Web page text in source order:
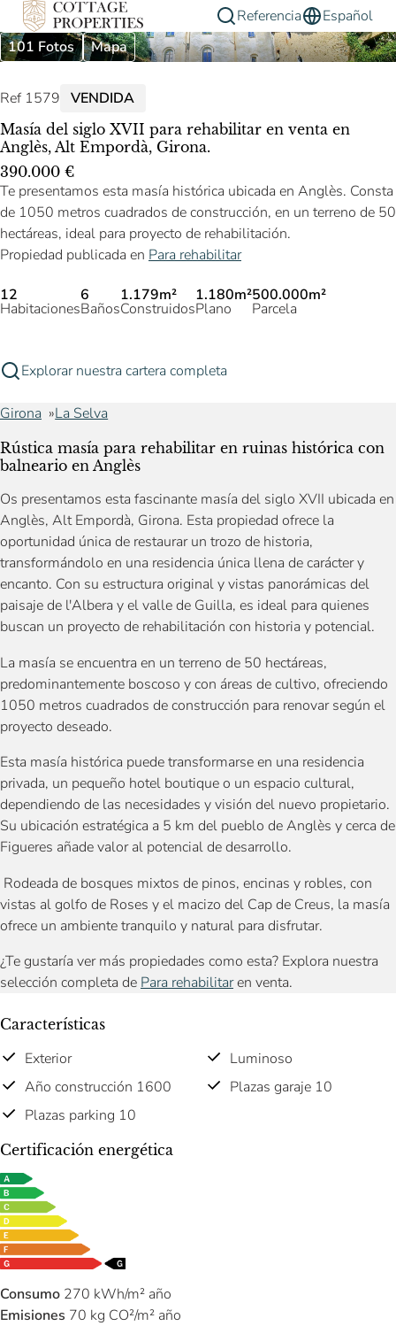
Referencia
Español
101 Fotos
Mapa
Ref 1579 VENDIDA
Masía del siglo XVII para rehabilitar en venta en
Anglès, Alt Empordà, Girona.
390.000 €
Te presentamos esta masía histórica ubicada en Anglès. Consta
de 1050 metros cuadrados de construcción, en un terreno de 50
hectáreas, ideal para proyecto de rehabilitación.
Propiedad publicada en Para rehabilitar
12
Habitaciones
6
Baños
1.179m²
Construidos
1.180m²
Plano
500.000m²
Parcela
Explorar nuestra cartera completa
Girona La Selva
Rústica masía para rehabilitar en ruinas histórica con
balneario en Anglès
Os presentamos esta fascinante masía del siglo XVII ubicada en
Anglès, Alt Empordà, Girona. Esta propiedad ofrece la
oportunidad única de restaurar un trozo de historia,
transformándolo en una residencia única llena de carácter y
encanto. Con su estructura original y vistas panorámicas del
paisaje de l'Albera y el valle de Guilla, es ideal para quienes
buscan un proyecto de rehabilitación con historia y potencial.
La masía se encuentra en un terreno de 50 hectáreas,
predominantemente boscoso y con áreas de cultivo, ofreciendo
1050 metros cuadrados de construcción para renovar según el
proyecto deseado.
Esta masía histórica puede transformarse en una residencia
privada, un pequeño hotel boutique o un espacio cultural,
dependiendo de las necesidades y visión del nuevo propietario.
Su ubicación estratégica a 5 km del pueblo de Anglès y cerca de
Figueres añade valor al potencial de desarrollo.
Rodeada de bosques mixtos de pinos, encinas y robles, con
vistas al golfo de Roses y el macizo del Cap de Creus, la masía
ofrece un ambiente tranquilo y natural para disfrutar.
¿Te gustaría ver más propiedades como esta? Explora nuestra
selección completa de Para rehabilitaren venta.
Características
Exterior
Luminoso
Año construcción 1600
Plazas garaje 10
Plazas parking 10
Certificación energética
Consumo 270 kWh/m² año
Emisiones 70 kg CO²/m² año